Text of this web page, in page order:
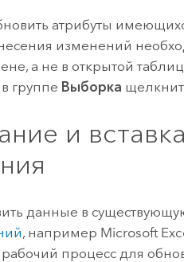
атрибуты
изменений
а не в открытой
в группе Выборка
и
данные в
, например Microsoft
процесс для